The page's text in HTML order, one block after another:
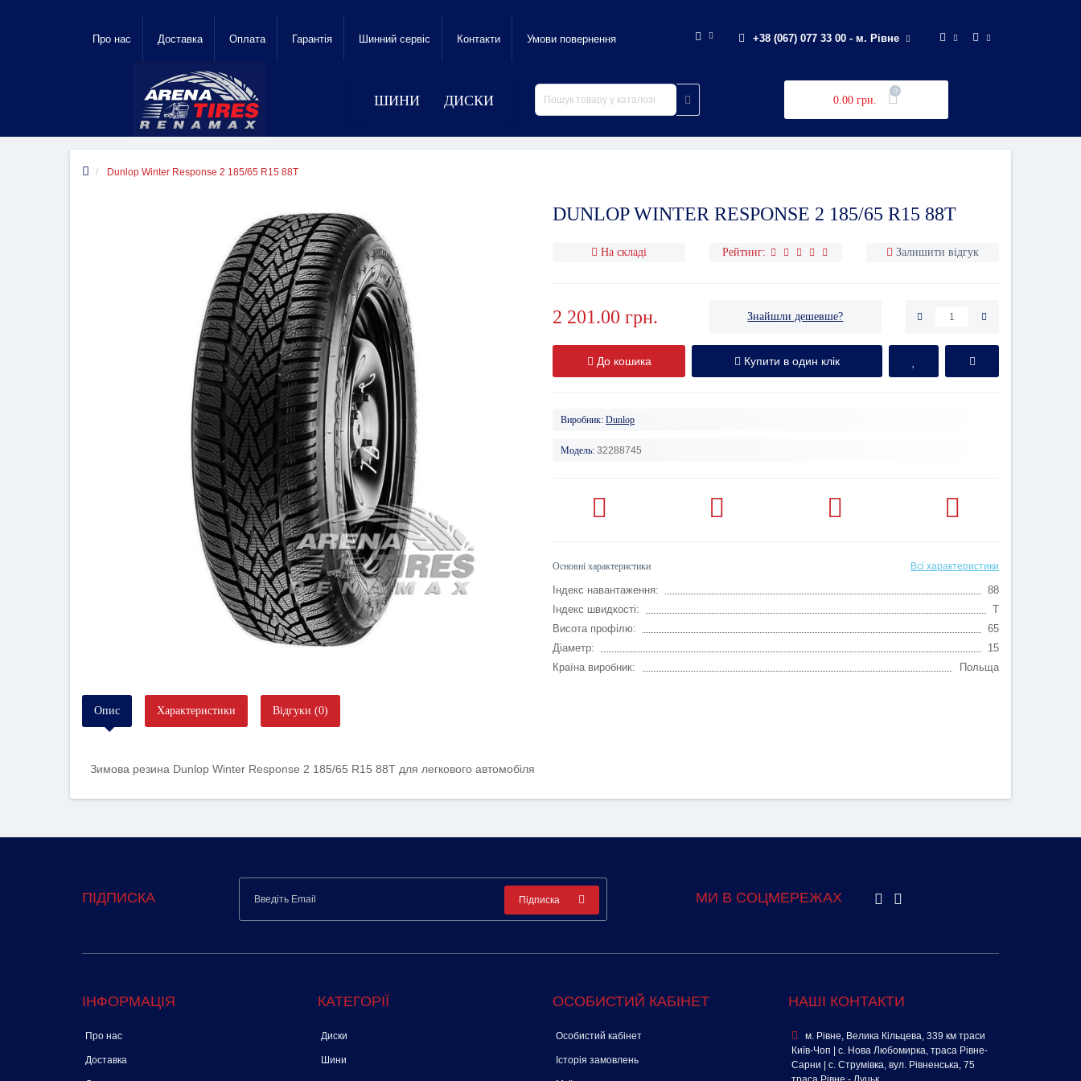
Про нас Доставка Оплата Гарантiя Шинний сервic Контакти Умови повернення +38 (067) 077 33 00 - м. Рівне
ШИНИ ДИСКИ 0.00 грн.
0
Dunlop Winter Response 2 185/65 R15 88T
DUNLOP WINTER RESPONSE 2 185/65 R15 88T
На складі Рейтинг: Залишити відгук
2 201.00 грн. Знайшли дешевше?
До кошика Купити в один клік
Виробник: Dunlop
Модель: 32288745
Основні характеристики Всі характеристики
Індекс навантаження:
88
Індекс швидкості:
T
Висота профілю:
65
Діаметр:
15
Країна виробник:
Польща
Опис Характеристики Відгуки (0)
Зимова резина Dunlop Winter Response 2 185/65 R15 88T для легкового автомобіля
ПІДПИСКА Підписка МИ В СОЦМЕРЕЖАХ
ІНФОРМАЦІЯ
Про нас
Доставка
КАТЕГОРІЇ
Диски
Шини
ОСОБИСТИЙ КАБІНЕТ
Особистий кабінет
Історія замовлень
НАШІ КОНТАКТИ
м. Рівне, Велика Кільцева, 339 км траси
Київ-Чоп | с. Нова Любомирка, траса Рівне-
Сарни | с. Струмівка, вул. Рівненська, 75